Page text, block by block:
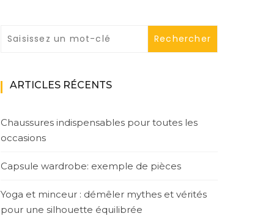
ARTICLES RÉCENTS
Chaussures indispensables pour toutes les
occasions
Capsule wardrobe: exemple de pièces
Yoga et minceur : démêler mythes et vérités
pour une silhouette équilibrée